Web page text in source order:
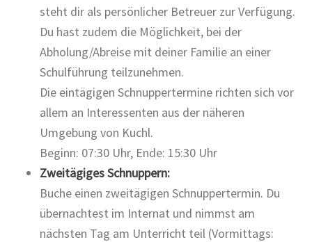
steht dir als persönlicher Betreuer zur Verfügung.
Du hast zudem die Möglichkeit, bei der
Abholung/Abreise mit deiner Familie an einer
Schulführung teilzunehmen.
Die eintägigen Schnuppertermine richten sich vor
allem an Interessenten aus der näheren
Umgebung von Kuchl.
Beginn: 07:30 Uhr, Ende: 15:30 Uhr
Zweitägiges Schnuppern:
Buche einen zweitägigen Schnuppertermin. Du
übernachtest im Internat und nimmst am
nächsten Tag am Unterricht teil (Vormittags: